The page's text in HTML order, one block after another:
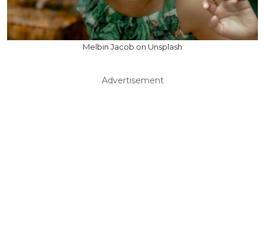
Melbin Jacob on Unsplash
Advertisement